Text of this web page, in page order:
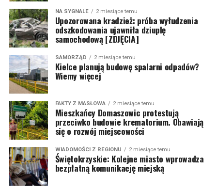
NA SYGNALE 2 miesiące temu
Upozorowana kradzież: próba wyłudzenia
odszkodowania ujawniła dziuplę
samochodową [ZDJĘCIA]
SAMORZĄD 2 miesiące temu
Kielce planują budowę spalarni odpadów?
Wiemy więcej
FAKTY Z MASŁOWA 2 miesiące temu
Mieszkańcy Domaszowic protestują
przeciwko budowie krematorium. Obawiają
się o rozwój miejscowości
WIADOMOŚCI Z REGIONU 2 miesiące temu
Świętokrzyskie: Kolejne miasto wprowadza
bezpłatną komunikację miejską